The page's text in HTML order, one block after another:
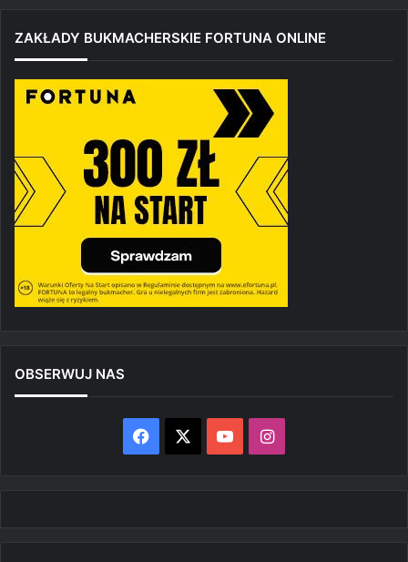
ZAKŁADY BUKMACHERSKIE FORTUNA ONLINE
OBSERWUJ NAS
Facebook YouTubeInstagram